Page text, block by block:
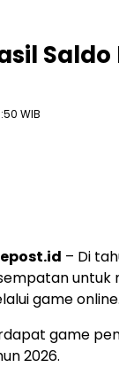
WIB
– Di
untuk
game online.
game
2026.